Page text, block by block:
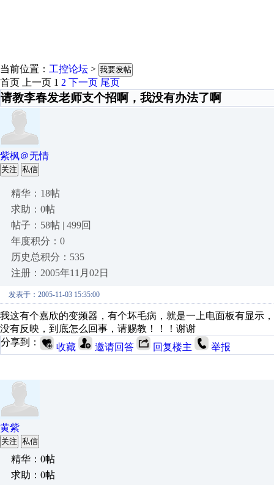
当前位置： 工控论坛 > 我要发帖
首页 上一页 1 2 下一页 尾页
请教李春发老师支个招啊，我没有办法了啊
紫枫＠无情
关注 私信
精华：18帖
求助：0帖
帖子：58帖 | 499回
年度积分：0
历史总积分：535
注册：2005年11月02日
发表于：2005-11-03 15:35:00
我这有个嘉欣的变频器，有个坏毛病，就是一上电面板有显示
没有反映，到底怎么回事，请赐教！！！谢谢
分享到：
收藏 邀请回答 回复楼主 举报
黄紫
关注 私信
精华：0帖
求助：0帖